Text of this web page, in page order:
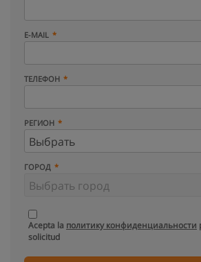
E-MAIL
ТЕЛЕФОН
РЕГИОН
ГОРОД
Acepta la политику конфиденциальности
solicitud